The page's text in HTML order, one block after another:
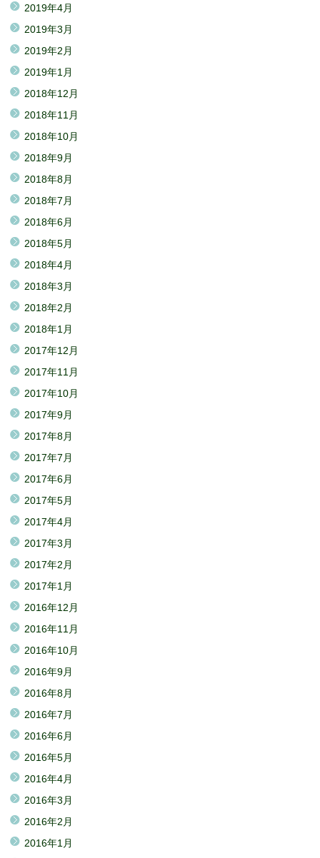
2019年4月
2019年3月
2019年2月
2019年1月
2018年12月
2018年11月
2018年10月
2018年9月
2018年8月
2018年7月
2018年6月
2018年5月
2018年4月
2018年3月
2018年2月
2018年1月
2017年12月
2017年11月
2017年10月
2017年9月
2017年8月
2017年7月
2017年6月
2017年5月
2017年4月
2017年3月
2017年2月
2017年1月
2016年12月
2016年11月
2016年10月
2016年9月
2016年8月
2016年7月
2016年6月
2016年5月
2016年4月
2016年3月
2016年2月
2016年1月